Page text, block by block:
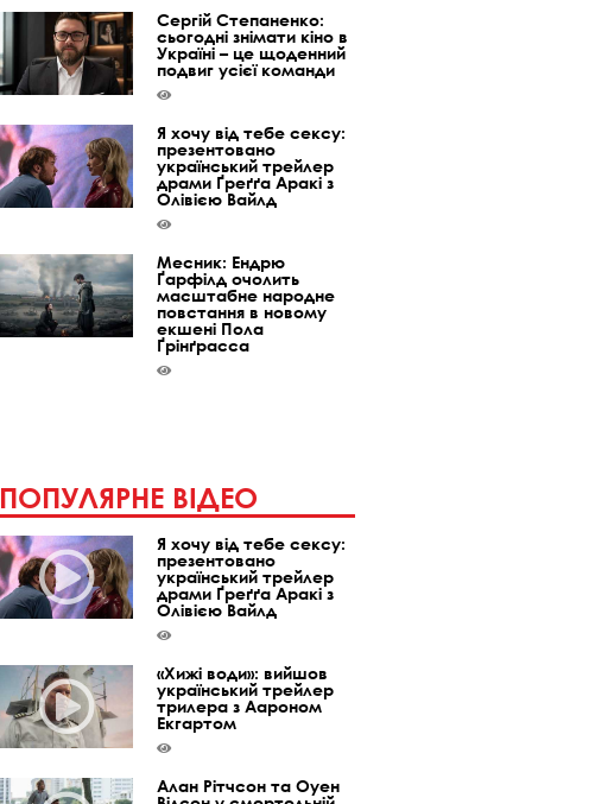
Сергій Степаненко:
сьогодні знімати кіно в
Україні – це щоденний
подвиг усієї команди
Я хочу від тебе сексу:
презентовано
український трейлер
драми Ґреґґа Аракі з
Олівією Вайлд
Месник: Ендрю
Ґарфілд очолить
масштабне народне
повстання в новому
екшені Пола
Ґрінґрасса
ПОПУЛЯРНЕ ВІДЕО
Я хочу від тебе сексу:
презентовано
український трейлер
драми Ґреґґа Аракі з
Олівією Вайлд
«Хижі води»: вийшов
український трейлер
трилера з Аароном
Екгартом
Алан Рітчсон та Оуен